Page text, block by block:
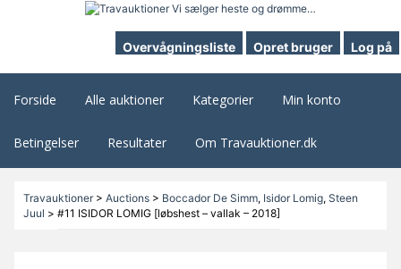
Overvågningsliste Opret bruger Log på
Forside Alle auktioner Kategorier Min konto
Betingelser Resultater Om Travauktioner.dk
Travauktioner> Auctions> Boccador De Simm, Isidor Lomig, Steen
Juul > #11 ISIDOR LOMIG [løbshest – vallak – 2018]